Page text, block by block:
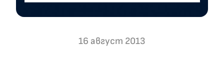
16 август 2013